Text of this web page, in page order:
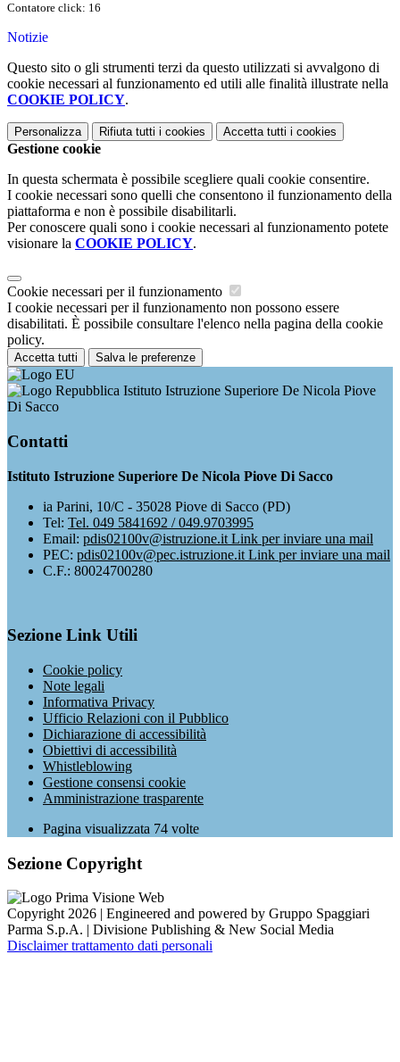
Contatore click: 16
Notizie
Questo sito o gli strumenti terzi da questo utilizzati si avvalgono di
cookie necessari al funzionamento ed utili alle finalità illustrate nella
COOKIE POLICY.
Personalizza Rifiuta tutti i cookies Accetta tutti i cookies
Gestione cookie
In questa schermata è possibile scegliere quali cookie consentire.
I cookie necessari sono quelli che consentono il funzionamento della
piattaforma e non è possibile disabilitarli.
Per conoscere quali sono i cookie necessari al funzionamento potete
visionare la COOKIE POLICY.
Cookie necessari per il funzionamento
I cookie necessari per il funzionamento non possono essere
disabilitati. È possibile consultare l'elenco nella pagina della cookie
policy.
Accetta tutti Salva le preferenze
Istituto Istruzione Superiore De Nicola Piove
Di Sacco
Contatti
Istituto Istruzione Superiore De Nicola Piove Di Sacco
ia Parini, 10/C - 35028 Piove di Sacco (PD)
Tel: Tel. 049 5841692 / 049.9703995
Email: pdis02100v@istruzione.it Link per inviare una mail
PEC: pdis02100v@pec.istruzione.it Link per inviare una mail
C.F.: 80024700280
Sezione Link Utili
Cookie policy
Note legali
Informativa Privacy
Ufficio Relazioni con il Pubblico
Dichiarazione di accessibilità
Obiettivi di accessibilità
Whistleblowing
Gestione consensi cookie
Amministrazione trasparente
Pagina visualizzata 74 volte
Sezione Copyright
Copyright 2026 | Engineered and powered by Gruppo Spaggiari
Parma S.p.A. | Divisione Publishing & New Social Media
Disclaimer trattamento dati personali